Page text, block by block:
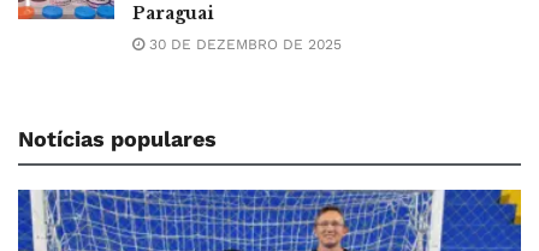
Paraguai
30 DE DEZEMBRO DE 2025
Notícias populares